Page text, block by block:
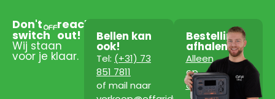
Don't
switch
reach
out!
Wij staan
voor je klaar.
Bellen kan
ook!
Tel: (+31) 73
851 7811
of mail naar
Bestelling
afhalen?
Alleen
op
afspraak!